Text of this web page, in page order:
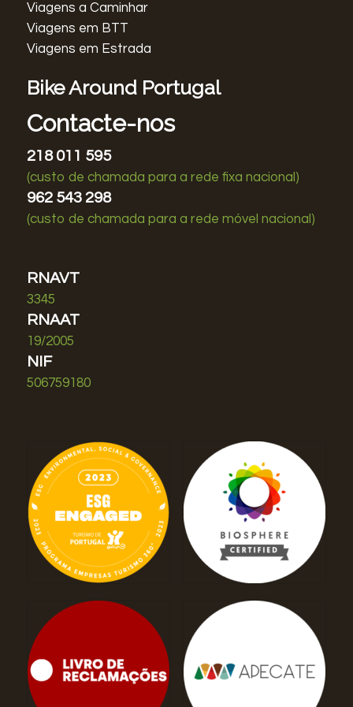
Viagens a Caminhar
Viagens em BTT
Viagens em Estrada
Bike Around Portugal
Contacte-nos
218 011 595
(custo de chamada para a rede fixa nacional)
962 543 298
(custo de chamada para a rede móvel nacional)
RNAVT
3345
RNAAT
19/2005
NIF
506759180